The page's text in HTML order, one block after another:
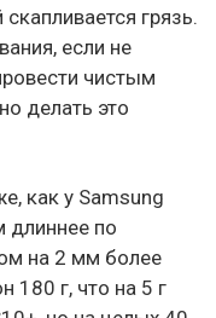
грязь.
если не
чистым
делать это
как у Samsung
длиннее по
на 2 мм более
180 г, что на 5 г